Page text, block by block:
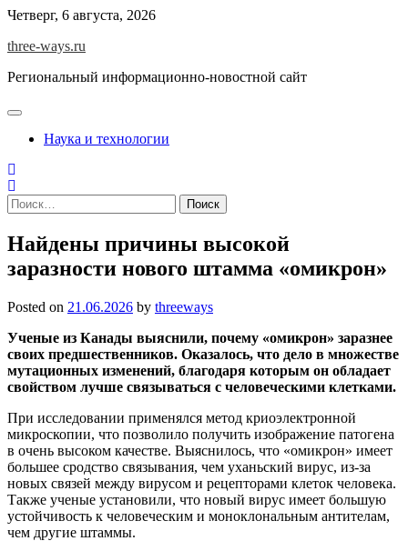
Skip
content
Четверг, 6 августа, 2026
three-ways.ru
Региональный информационно-новостной сайт
Наука и технологии
Найти:
Найдены причины высокой
заразности нового штамма «омикрон»
Posted on 21.06.2026 by threeways
Ученые из Канады выяснили, почему «омикрон» заразнее
своих предшественников. Оказалось, что дело в множестве
мутационных изменений, благодаря которым он обладает
свойством лучше связываться с человеческими клетками.
При исследовании применялся метод криоэлектронной
микроскопии, что позволило получить изображение патогена
в очень высоком качестве. Выяснилось, что «омикрон» имеет
большее сродство связывания, чем уханьский вирус, из-за
новых связей между вирусом и рецепторами клеток человека.
Также ученые установили, что новый вирус имеет большую
устойчивость к человеческим и моноклональным антителам,
чем другие штаммы.